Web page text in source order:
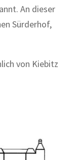
An dieser
Sürderhof,
von Kiebitz